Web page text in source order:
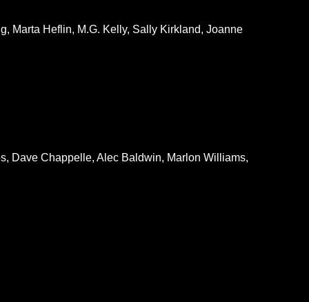
Marta Heflin, M.G. Kelly, Sally Kirkland, Joanne
Dave Chappelle, Alec Baldwin, Marlon Williams,